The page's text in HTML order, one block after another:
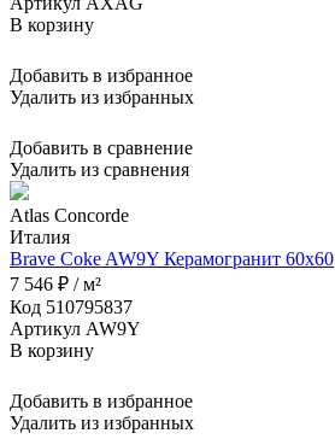
В корзину
Добавить в избранное
Удалить из избранных
Добавить в сравнение
Удалить из сравнения
Atlas Concorde
Италия
Brave Coke AW9Y Керамогранит 60x60
7 546 ₽ / м²
Код 510795837
Артикул AW9Y
В корзину
Добавить в избранное
Удалить из избранных